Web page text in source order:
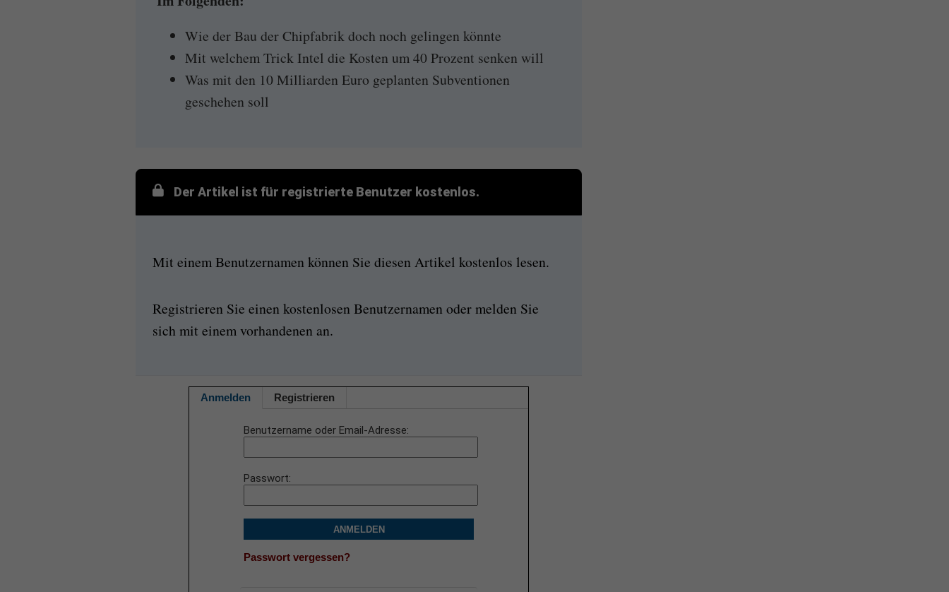
Wie der Bau der Chipfabrik doch noch gelingen könnte
Mit welchem Trick Intel die Kosten um 40 Prozent senken will
Was mit den 10 Milliarden Euro geplanten Subventionen
geschehen soll
Der Artikel ist für registrierte Benutzer kostenlos.
Mit einem Benutzernamen können Sie diesen Artikel kostenlos lesen.
Registrieren Sie einen kostenlosen Benutzernamen oder melden Sie
sich mit einem vorhandenen an.
Anmelden Registrieren
Benutzername oder Email-Adresse
Passwort
ANMELDEN
Passwort vergessen?